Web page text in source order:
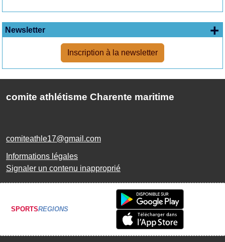
Newsletter
Inscription à la newsletter
+
comite athlétisme Charente maritime
comiteathle17@gmail.com
Informations légales
Signaler un contenu inapproprié
SPORTSREGIONS